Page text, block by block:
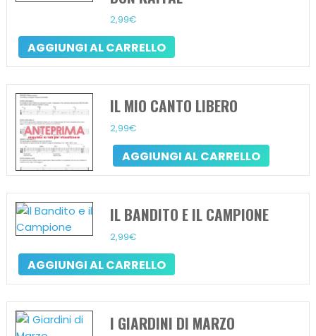
2,99€
AGGIUNGI AL CARRELLO
IL MIO CANTO LIBERO
2,99€
AGGIUNGI AL CARRELLO
IL BANDITO E IL CAMPIONE
2,99€
AGGIUNGI AL CARRELLO
I GIARDINI DI MARZO